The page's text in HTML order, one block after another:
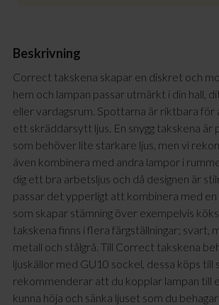
Beskrivning
Correct takskena skapar en diskret och
hem och lampan passar utmärkt i din hall,
eller vardagsrum. Spottarna är riktbara för
ett skräddarsytt ljus. En snygg takskena är
som behöver lite starkare ljus, men vi
även kombinera med andra lampor i
dig ett bra arbetsljus och då designen är
passar det ypperligt att kombinera med en
som skapar stämning över exempelvis
takskena finns i flera färgställningar; svart,
metall och stålgrå. Till Correct takskena
ljuskällor med GU10 sockel, dessa köps till
rekommenderar att du kopplar lampan till
kunna höja och sänka ljuset som du